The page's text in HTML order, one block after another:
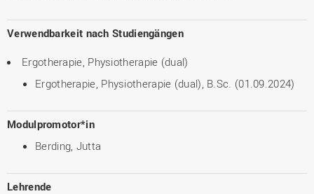
Verwendbarkeit nach Studiengängen
Ergotherapie, Physiotherapie (dual)
Ergotherapie, Physiotherapie (dual), B.Sc. (01.09.2024)
Modulpromotor*in
Berding, Jutta
Lehrende